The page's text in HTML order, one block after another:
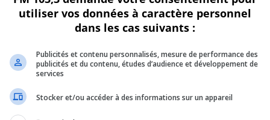
été transportées dans un centre hospitalier où
à dimanche, vers une heure du matin.
a interpellé un témoin important retrouvé sur les
utiliser vos données à caractère personnel
dans les cas suivants :
Publicités et contenu personnalisés, mesure de performance des
publicités et du contenu, études d’audience et développement de
services
Stocker et/ou accéder à des informations sur un appareil